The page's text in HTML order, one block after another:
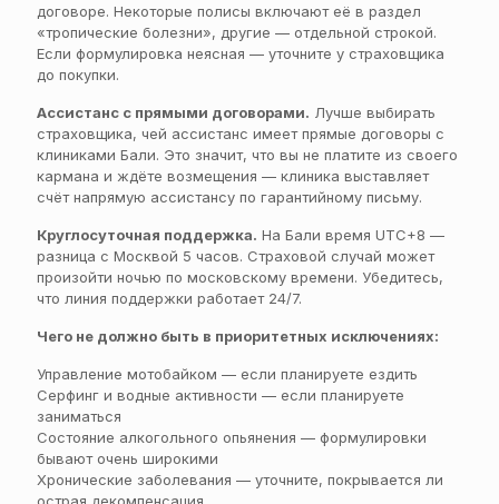
договоре. Некоторые полисы включают её в раздел
«тропические болезни», другие — отдельной строкой.
Если формулировка неясная — уточните у страховщика
до покупки.
Ассистанс с прямыми договорами. Лучше выбирать
страховщика, чей ассистанс имеет прямые договоры с
клиниками Бали. Это значит, что вы не платите из своего
кармана и ждёте возмещения — клиника выставляет
счёт напрямую ассистансу по гарантийному письму.
Круглосуточная поддержка. На Бали время UTC+8 —
разница с Москвой 5 часов. Страховой случай может
произойти ночью по московскому времени. Убедитесь,
что линия поддержки работает 24/7.
Чего не должно быть в приоритетных исключениях:
Управление мотобайком — если планируете ездить
Серфинг и водные активности — если планируете
заниматься
Состояние алкогольного опьянения — формулировки
бывают очень широкими
Хронические заболевания — уточните, покрывается ли
острая декомпенсация